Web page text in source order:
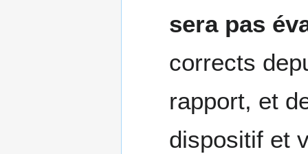
sera pas
corrects
rapport, et
dispositif et